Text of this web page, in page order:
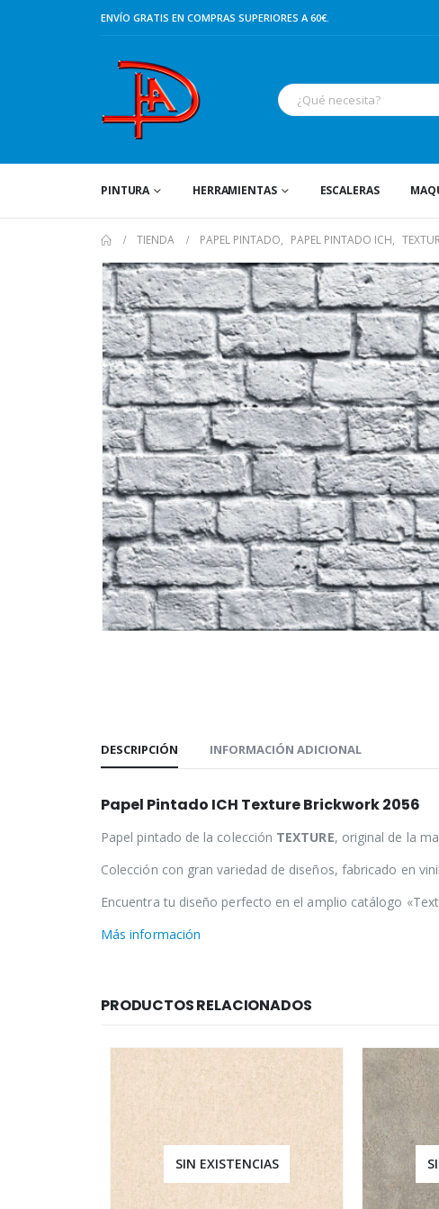
ENVÍO GRATIS EN COMPRAS SUPERIORES A 60€.
PINTURA HERRAMIENTAS ESCALERAS
TIENDA PAPEL PINTADO, PAPEL PINTADO ICH,
DESCRIPCIÓN INFORMACIÓN ADICIONAL
Papel Pintado ICH Texture Brickwork 2056
Papel pintado de la colección TEXTURE, original de la
Colección con gran variedad de diseños, fabricado en
Encuentra tu diseño perfecto en el amplio catálogo
Más información
PRODUCTOS RELACIONADOS
SIN EXISTENCIAS